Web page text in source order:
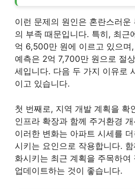
이런 문제의 원인은 혼란스러운
의 부족 때문입니다. 특히, 최근
억 6,500만 원에 이르고 있으며
예측은 2억 7,700만 원으로 절
세입니다. 다음 두 가지 이유로
이고 있습니다.
첫 번째로, 지역 개발 계획을 확
인프라 확장과 함께 주거환경
이러한 변화는 아파트 시세를
시키는 요인으로 작용합니다.
화시키는 최근 계획을 주목하여
업데이트하는 것이 좋습니다.